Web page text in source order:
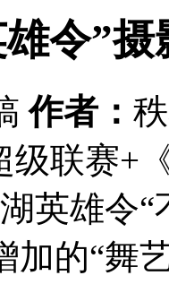
令”
作者：
级联赛+
英雄令
加的“舞